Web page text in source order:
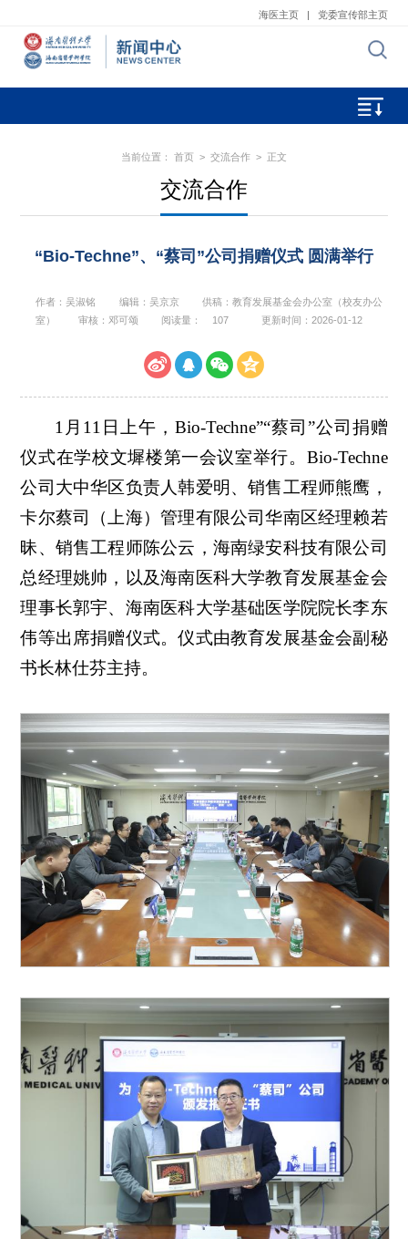
海医主页 | 党委宣传部主页
当前位置： 首页 > 交流合作 > 正文
交流合作
“Bio-Techne”、“蔡司”公司捐赠仪式 圆满举行
作者：吴淑铭 编辑：吴京京
供稿：教育发展基金会办公室（校友办公
室）
审核：邓可颂 阅读量： 107 更新时间：2026-01-12
1月11日上午，Bio-Techne”“蔡司”公司捐赠
仪式在学校文墀楼第一会议室举行。Bio-Techne
公司大中华区负责人韩爱明、销售工程师熊鹰，
卡尔蔡司（上海）管理有限公司华南区经理赖若
昧、销售工程师陈公云，海南绿安科技有限公司
总经理姚帅，以及海南医科大学教育发展基金会
理事长郭宇、海南医科大学基础医学院院长李东
伟等出席捐赠仪式。仪式由教育发展基金会副秘
书长林仕芬主持。